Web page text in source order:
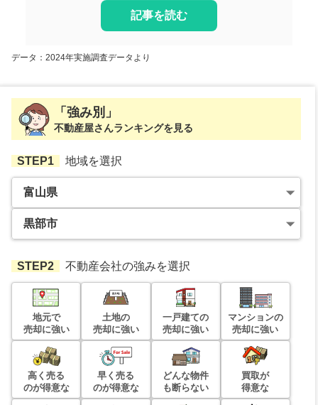
記事を読む
データ：2024年実施調査データより
「強み別」
不動産屋さんランキングを見る
STEP1 地域を選択
STEP2 不動産会社の強みを選択
地元で
売却に強い
土地の
売却に強い
一戸建ての
売却に強い
マンションの
売却に強い
高く売る
のが得意な
早く売る
のが得意な
どんな物件
も断らない
買取が
得意な